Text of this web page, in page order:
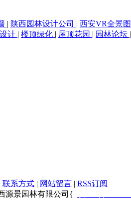
| 陕西园林设计公司 | 西安VR全景图
计 | 楼顶绿化 | 屋顶花园 | 园林论坛 |
联系方式 | 网站留言 | RSS订阅
源景园林有限公司{